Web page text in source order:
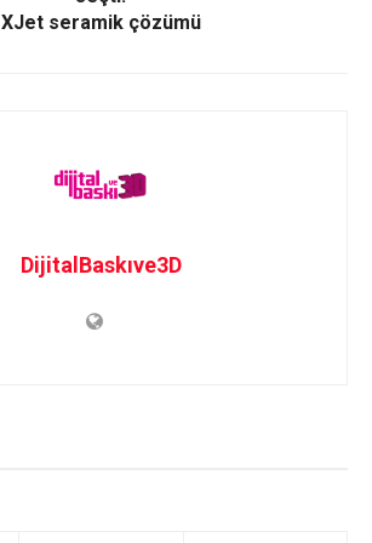
XJet seramik çözümü
DijitalBaskıve3D